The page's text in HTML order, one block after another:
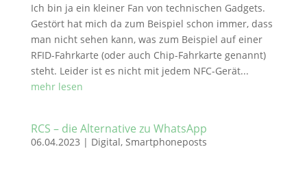
Ich bin ja ein kleiner Fan von technischen Gadgets.
Gestört hat mich da zum Beispiel schon immer, dass
man nicht sehen kann, was zum Beispiel auf einer
RFID-Fahrkarte (oder auch Chip-Fahrkarte genannt)
steht. Leider ist es nicht mit jedem NFC-Gerät...
mehr lesen
RCS – die Alternative zu WhatsApp
06.04.2023 | Digital, Smartphoneposts